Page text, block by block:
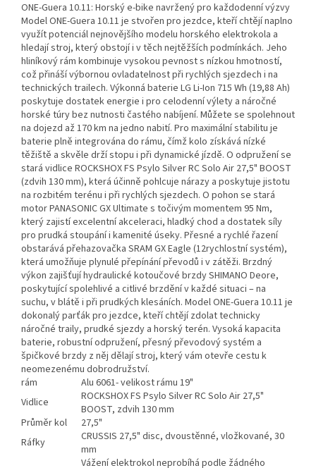
ONE-Guera 10.11: Horský e-bike navržený pro každodenní výzvy
Model ONE-Guera 10.11 je stvořen pro jezdce, kteří chtějí naplno
využít potenciál nejnovějšího modelu horského elektrokola a
hledají stroj, který obstojí i v těch nejtěžších podmínkách. Jeho
hliníkový rám kombinuje vysokou pevnost s nízkou hmotností,
což přináší výbornou ovladatelnost při rychlých sjezdech i na
technických trailech. Výkonná baterie LG Li-Ion 715 Wh (19,88 Ah)
poskytuje dostatek energie i pro celodenní výlety a náročné
horské túry bez nutnosti častého nabíjení. Můžete se spolehnout
na dojezd až 170 km na jedno nabití. Pro maximální stabilitu je
baterie plně integrována do rámu, čímž kolo získává nízké
těžiště a skvěle drží stopu i při dynamické jízdě. O odpružení se
stará vidlice ROCKSHOX FS Psylo Silver RC Solo Air 27,5" BOOST
(zdvih 130 mm), která účinně pohlcuje nárazy a poskytuje jistotu
na rozbitém terénu i při rychlých sjezdech. O pohon se stará
motor PANASONIC GX Ultimate s točivým momentem 95 Nm,
který zajistí excelentní akceleraci, hladký chod a dostatek síly
pro prudká stoupání i kamenité úseky. Přesné a rychlé řazení
obstarává přehazovačka SRAM GX Eagle (12rychlostní systém),
která umožňuje plynulé přepínání převodů i v zátěži. Brzdný
výkon zajišťují hydraulické kotoučové brzdy SHIMANO Deore,
poskytující spolehlivé a citlivé brzdění v každé situaci – na
suchu, v blátě i při prudkých klesáních. Model ONE-Guera 10.11 je
dokonalý parťák pro jezdce, kteří chtějí zdolat technicky
náročné traily, prudké sjezdy a horský terén. Vysoká kapacita
baterie, robustní odpružení, přesný převodový systém a
špičkové brzdy z něj dělají stroj, který vám otevře cestu k
neomezenému dobrodružství.
rám
Alu 6061- velikost rámu 19"
Vidlice
ROCKSHOX FS Psylo Silver RC Solo Air 27,5"
BOOST, zdvih 130 mm
Průměr kol
27,5"
Ráfky
CRUSSIS 27,5" disc, dvoustěnné, vložkované, 30
mm
Vážení elektrokol neprobíhá podle žádného